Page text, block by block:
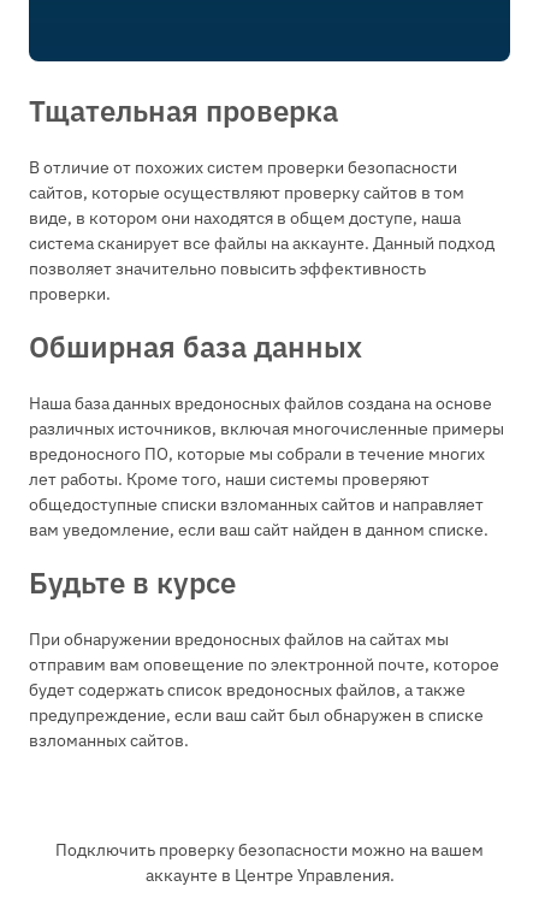
Тщательная проверка
В отличие от похожих систем проверки безопасности
сайтов, которые осуществляют проверку сайтов в том
виде, в котором они находятся в общем доступе, наша
система сканирует все файлы на аккаунте. Данный подход
позволяет значительно повысить эффективность
проверки.
Обширная база данных
Наша база данных вредоносных файлов создана на основе
различных источников, включая многочисленные примеры
вредоносного ПО, которые мы собрали в течение многих
лет работы. Кроме того, наши системы проверяют
общедоступные списки взломанных сайтов и направляет
вам уведомление, если ваш сайт найден в данном списке.
Будьте в курсе
При обнаружении вредоносных файлов на сайтах мы
отправим вам оповещение по электронной почте, которое
будет содержать список вредоносных файлов, а также
предупреждение, если ваш сайт был обнаружен в списке
взломанных сайтов.
Подключить проверку безопасности можно на вашем
аккаунте в Центре Управления.